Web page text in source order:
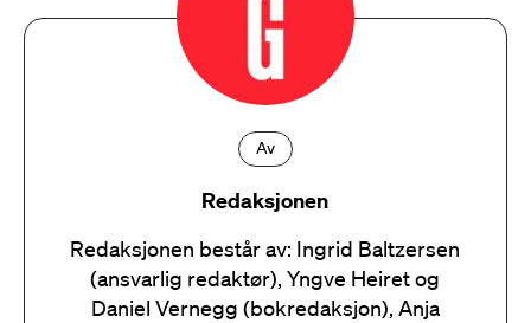
Av
Redaksjonen
Redaksjonen består av: Ingrid Baltzersen
(ansvarlig redaktør), Yngve Heiret og
Daniel Vernegg (bokredaksjon), Anja